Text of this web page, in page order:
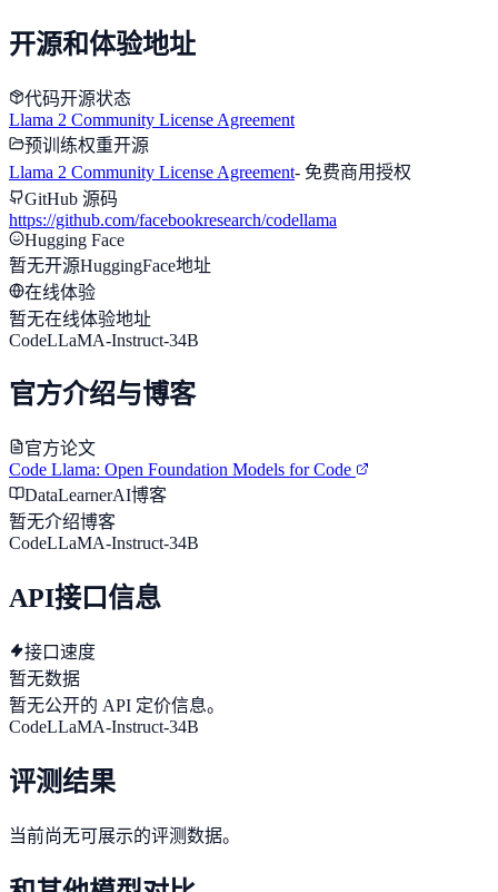
开源和体验地址
代码开源状态
Llama 2 Community License Agreement
预训练权重开源
Llama 2 Community License Agreement- 免费商用授权
GitHub 源码
https://github.com/facebookresearch/codellama
Hugging Face
暂无开源HuggingFace地址
在线体验
暂无在线体验地址
CodeLLaMA-Instruct-34B
官方介绍与博客
官方论文
Code Llama: Open Foundation Models for Code
DataLearnerAI博客
暂无介绍博客
CodeLLaMA-Instruct-34B
API接口信息
接口速度
暂无数据
暂无公开的 API 定价信息。
CodeLLaMA-Instruct-34B
评测结果
当前尚无可展示的评测数据。